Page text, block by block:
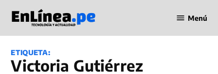
contenido
en Línea
Menú
ETIQUETA:
Victoria Gutiérrez